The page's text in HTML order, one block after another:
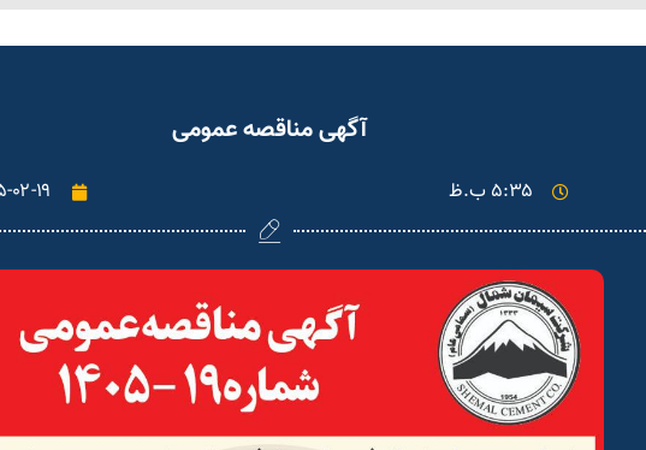
آگهی مناقصه عمومی
۵:۳۵ ب.ظ ۱۴۰۵-